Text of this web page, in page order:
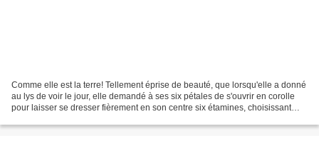
Comme elle est la terre! Tellement éprise de beauté, que lorsqu'elle a donné
au lys de voir le jour, elle demandé à ses six pétales de s'ouvrir en corolle
pour laisser se dresser fièrement en son centre six étamines, choisissant